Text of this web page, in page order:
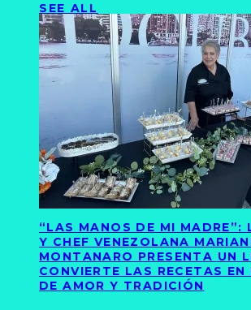
SEE ALL
“LAS MANOS DE MI MADRE”:
Y CHEF VENEZOLANA
MONTANARO PRESENTA UN
CONVIERTE LAS RECETAS EN
DE AMOR Y TRADICIÓN